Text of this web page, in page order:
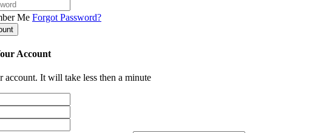
Me Forgot Password?
Account
account. It will take less then a minute